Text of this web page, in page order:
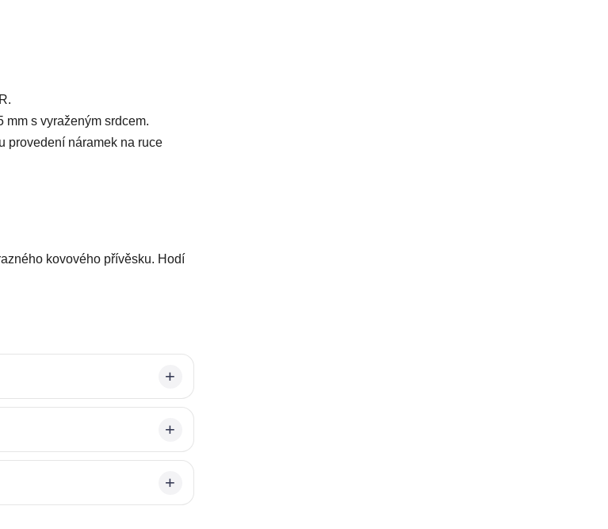
s vyraženým srdcem.
provedení náramek na ruce
kovového přívěsku. Hodí